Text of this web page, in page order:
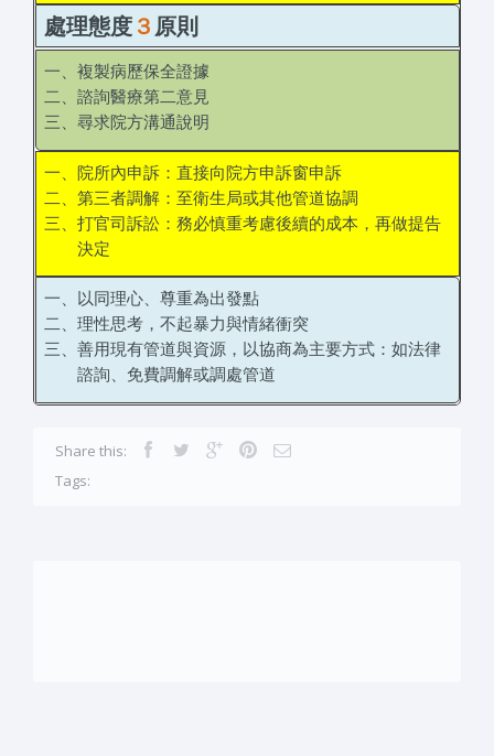
處理態度３原則
一、複製病歷保全證據
二、諮詢醫療第二意見
三、尋求院方溝通說明
一、院所內申訴：直接向院方申訴窗申訴
二、第三者調解：至衛生局或其他管道協調
三、打官司訴訟：務必慎重考慮後續的成本，再做提告
決定
一、以同理心、尊重為出發點
二、理性思考，不起暴力與情緒衝突
三、善用現有管道與資源，以協商為主要方式：如法律
諮詢、免費調解或調處管道
Share this:
Tags: